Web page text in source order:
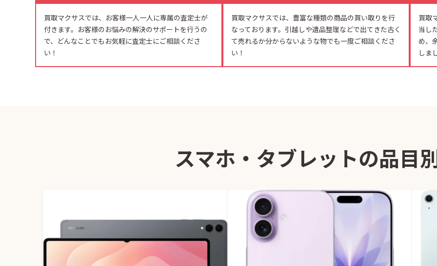
買取マクサスでは、お客様一人一人に専属の査定士が
付きます。お客様のお悩みの解決のサポートを行うの
で、どんなことでもお気軽に査定士にご相談くださ
い！
買取マクサスでは、豊富な種類の商品の買い取りを行
なっております。引越しや遺品整理などで出てきた古く
て売れるか分からないような物でも一度ご相談くださ
い！
買取
当し
め、
しま
スマホ・タブレットの品目